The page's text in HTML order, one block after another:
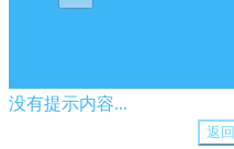
没有提示内容...
返回